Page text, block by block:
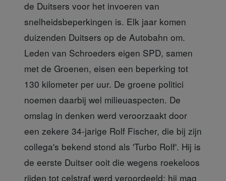
de Duitsers voor het invoeren van
snelheidsbeperkingen is. Elk jaar komen
duizenden Duitsers op de Autobahn om.
Leden van Schroeders eigen SPD, samen
met de Groenen, eisen een beperking tot
130 kilometer per uur. De groene politici
noemen daarbij wel milieuaspecten. De
omslag in denken werd veroorzaakt door
een zekere 34-jarige Rolf Fischer, die bij zijn
collega's bekend stond als 'Turbo Rolf'. Hij is
de eerste Duitser ooit die wegens roekeloos
rijden tot celstraf werd veroordeeld: hij mag